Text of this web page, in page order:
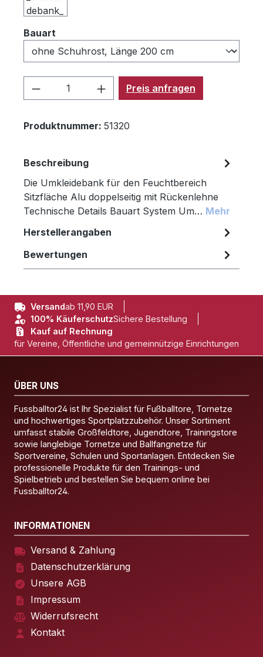
Bauart
Produkt Anzahl: Gib den
Preis anfragen
Produktnummer: 51320
Beschreibung
Die Umkleidebank für den Feuchtbereich
Sitzfläche Alu doppelseitig mit Rückenlehne
Technische Details Bauart System Um… Mehr
Herstellerangaben
Bewertungen
Versandab 11,90 EUR
100% KäuferschutzSichere Bestellung
Kauf auf Rechnung
für Vereine, Öffentliche und gemeinnützige Einrichtungen
ÜBER UNS
Fussballtor24 ist Ihr Spezialist für Fußballtore, Tornetze
und hochwertiges Sportplatzzubehör. Unser Sortiment
umfasst stabile Großfeldtore, Jugendtore, Trainingstore
sowie langlebige Tornetze und Ballfangnetze für
Sportvereine, Schulen und Sportanlagen. Entdecken Sie
professionelle Produkte für den Trainings- und
Spielbetrieb und bestellen Sie bequem online bei
Fussballtor24.
INFORMATIONEN
Versand & Zahlung
Datenschutzerklärung
Unsere AGB
Impressum
Widerrufsrecht
Kontakt